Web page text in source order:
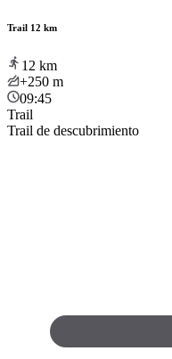
Trail 12 km
12 km
+250 m
09:45
Trail
Trail de descubrimiento